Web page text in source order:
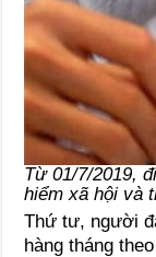
Từ 01/7/2019,
hiểm xã hội và
Thứ tư, người
hàng tháng